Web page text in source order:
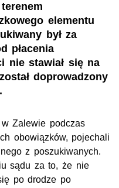
elementu
był za
płacenia
nie stawiał się na
doprowadzony
Zalewie podczas
obowiązków, pojechali
z poszukiwanych.
sądu za to, że nie
po drodze po